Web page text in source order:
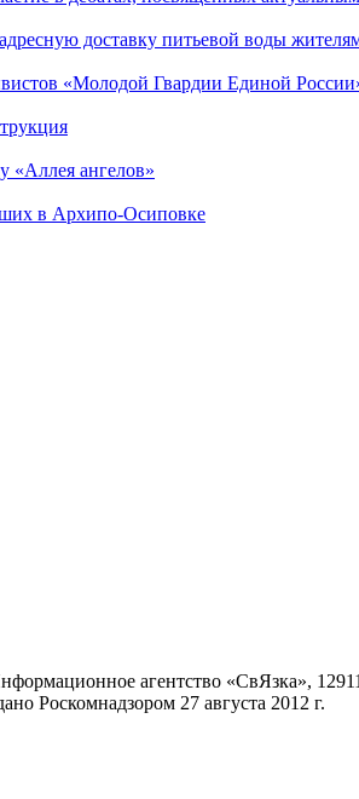
доставку питьевой воды
«Молодой Гвардии Единой
ангелов»
в Архипо-Осиповке
агентство «СвЯзка»,
Роскомнадзором 27 августа 2012 г.